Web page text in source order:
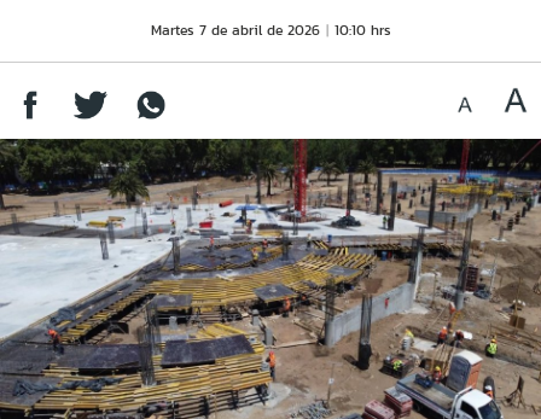
Martes 7 de abril de 2026 10:10 hrs